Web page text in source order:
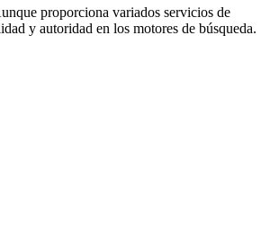
proporciona variados servicios de
y autoridad en los motores de búsqueda.